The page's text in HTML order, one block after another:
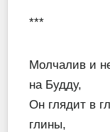
***
Молчалив и
на Будду,
Он глядит в
глины,